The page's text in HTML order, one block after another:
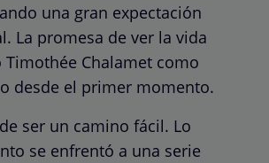
una gran expectación
La promesa de ver la vida
Chalamet como
desde el primer momento.
ser un camino fácil. Lo
se enfrentó a una serie